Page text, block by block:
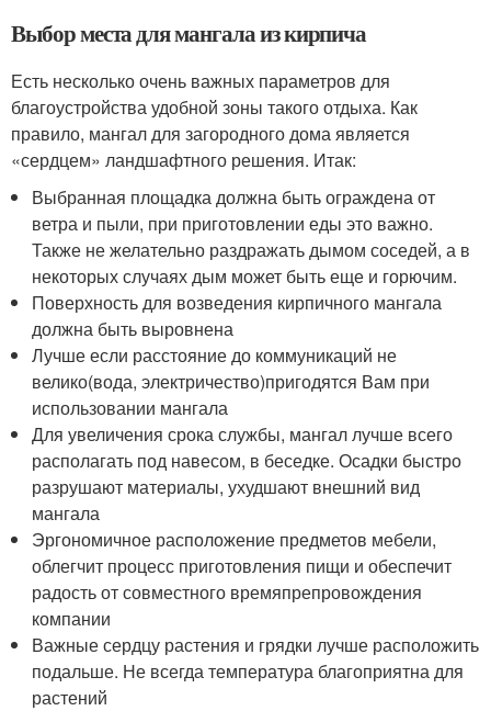
Выбор места для мангала из кирпича
Есть несколько очень важных параметров для
благоустройства удобной зоны такого отдыха. Как
правило, мангал для загородного дома является
«сердцем» ландшафтного решения. Итак:
Выбранная площадка должна быть ограждена от
ветра и пыли, при приготовлении еды это важно.
Также не желательно раздражать дымом соседей, а в
некоторых случаях дым может быть еще и горючим.
Поверхность для возведения кирпичного мангала
должна быть выровнена
Лучше если расстояние до коммуникаций не
велико(вода, электричество)пригодятся Вам при
использовании мангала
Для увеличения срока службы, мангал лучше всего
располагать под навесом, в беседке. Осадки быстро
разрушают материалы, ухудшают внешний вид
мангала
Эргономичное расположение предметов мебели,
облегчит процесс приготовления пищи и обеспечит
радость от совместного времяпрепровождения
компании
Важные сердцу растения и грядки лучше расположить
подальше. Не всегда температура благоприятна для
растений